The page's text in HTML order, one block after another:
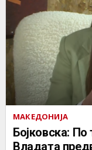
МАКЕДОНИЈА
Бојковска:
Владата